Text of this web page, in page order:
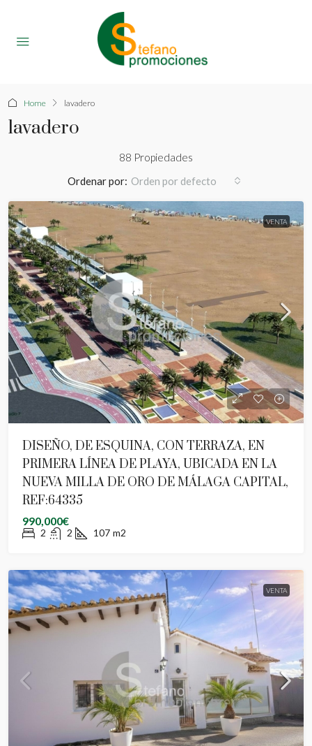
Home lavadero
lavadero
88 Propiedades
Ordenar por: Orden por defecto
VENTA
DISEÑO, DE ESQUINA, CON TERRAZA, EN
PRIMERA LÍNEA DE PLAYA, UBICADA EN LA
NUEVA MILLA DE ORO DE MÁLAGA CAPITAL,
REF:64335
990,000€
2 2 107 m2
VENTA